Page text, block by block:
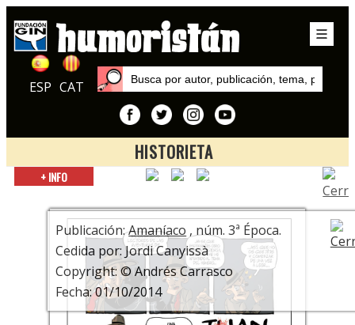
ESP CAT
HISTORIETA
Inicio
Amaníaco
+ INFO
Publicación:Amaníaco , núm. 3ª Época.
Cedida por: Jordi Canyissà
Copyright: © Andrés Carrasco
Fecha: 01/10/2014